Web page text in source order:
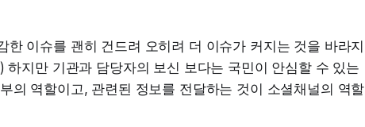
한 이슈를 괜히 건드려 오히려 더 이슈가 커지는 것을 바라지
하지만 기관과 담당자의 보신 보다는 국민이 안심할 수 있는
의 역할이고, 관련된 정보를 전달하는 것이 소셜채널의 역할